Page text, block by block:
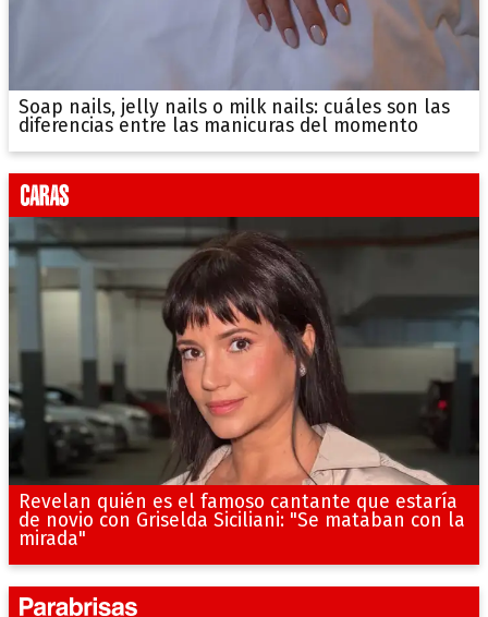
Soap nails, jelly nails o milk nails: cuáles son las
diferencias entre las manicuras del momento
Revelan quién es el famoso cantante que estaría
de novio con Griselda Siciliani: "Se mataban con la
mirada"